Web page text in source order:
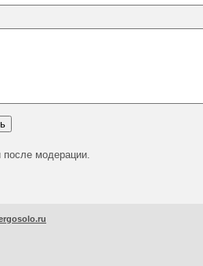
модерации.